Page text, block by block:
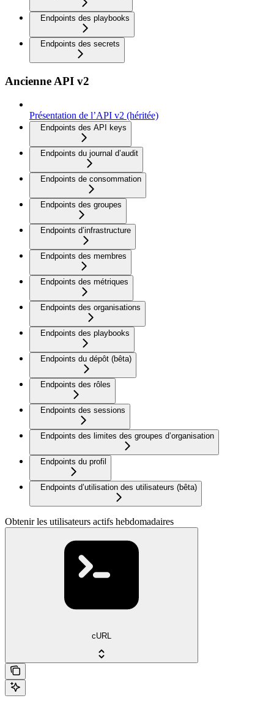
Endpoints des playbooks
Endpoints des secrets
Ancienne API v2
Présentation de l’API v2 (héritée)
Endpoints des API keys
Endpoints du journal d’audit
Endpoints de consommation
Endpoints des groupes
Endpoints d’infrastructure
Endpoints des membres
Endpoints des métriques
Endpoints des organisations
Endpoints des playbooks
Endpoints du dépôt (bêta)
Endpoints des rôles
Endpoints des sessions
Endpoints des limites des groupes d’organisation
Endpoints du profil
Endpoints d’utilisation des utilisateurs (bêta)
Obtenir les utilisateurs actifs hebdomadaires
cURL